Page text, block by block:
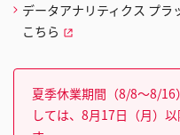
データアナリティクス プ
こちら
夏季休業期間（8/8～8/16
しては、8月17日（月）